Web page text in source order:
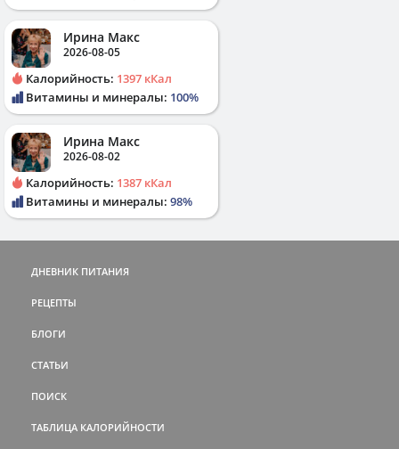
Ирина Макс
2026-08-05
Калорийность: 1397 кКал
Витамины и минералы: 100%
Ирина Макс
2026-08-02
Калорийность: 1387 кКал
Витамины и минералы: 98%
ДНЕВНИК ПИТАНИЯ
РЕЦЕПТЫ
БЛОГИ
СТАТЬИ
ПОИСК
ТАБЛИЦА КАЛОРИЙНОСТИ